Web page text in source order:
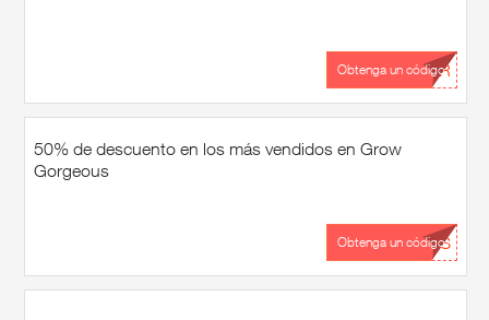
...ER
Obtenga un código
50% de descuento en los más vendidos en Grow
Gorgeous
...RS
Obtenga un código